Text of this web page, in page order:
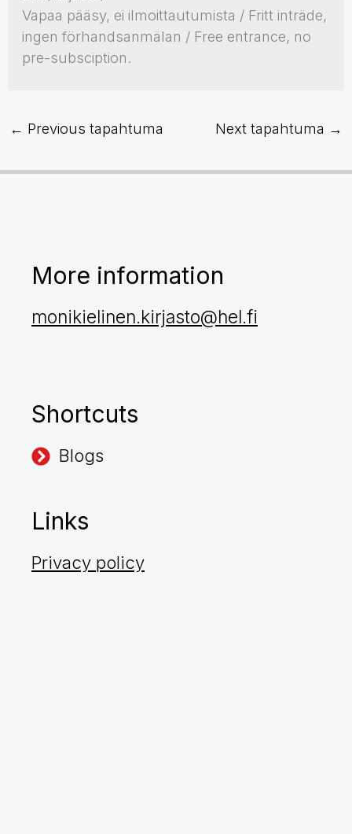
Vapaa pääsy, ei ilmoittautumista / Fritt inträde,
ingen förhandsanmälan / Free entrance, no
pre-subsciption.
← Previous tapahtuma Next tapahtuma →
More information
monikielinen.kirjasto@hel.fi
Shortcuts
Blogs
Links
Privacy policy